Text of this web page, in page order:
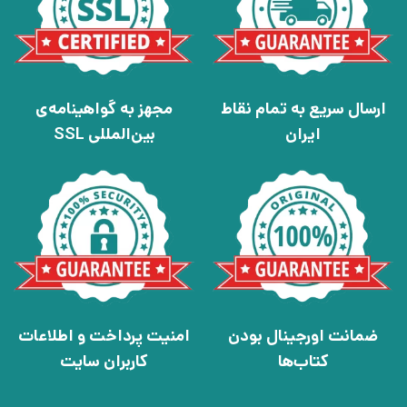
ارسال سریع به تمام نقاط
ایران
مجهز به گواهینامه‌ی
بین‌المللی SSL
ضمانت اورجینال بودن
کتاب‌ها
امنیت پرداخت و اطلاعات
کاربران سایت